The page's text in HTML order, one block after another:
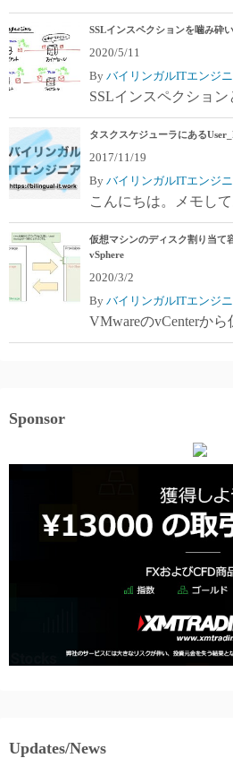
SSLインスペクションを噛み砕
2020/5/11
By バイリンガルITエンジニ
SSLインスペクショ
タスクスケジューラにある
2017/11/19
By バイリンガルITエンジニ
こんにちは。メモし
仮想マシンのディスク割り当て
vSphere
2020/3/2
By バイリンガルITエンジニ
VMwareのvCenterから
Sponsor
Updates/News